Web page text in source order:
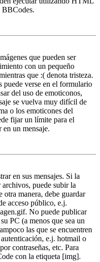
BBCodes.
que pueden ser
con un pequeño
que :( denota tristeza.
puede verse en el formulario
del uso de emoticonos,
se vuelva muy difícil de
o los emoticones del
fijar un límite para el
un mensaje.
en sus mensajes. Si la
puede subir la
manera, debe guardar
acceso público, e.j.
No puede publicar
PC (a menos que sea un
las que se encuentren
e.j. hotmail o
contraseñas, etc. Para
con la etiqueta [img].